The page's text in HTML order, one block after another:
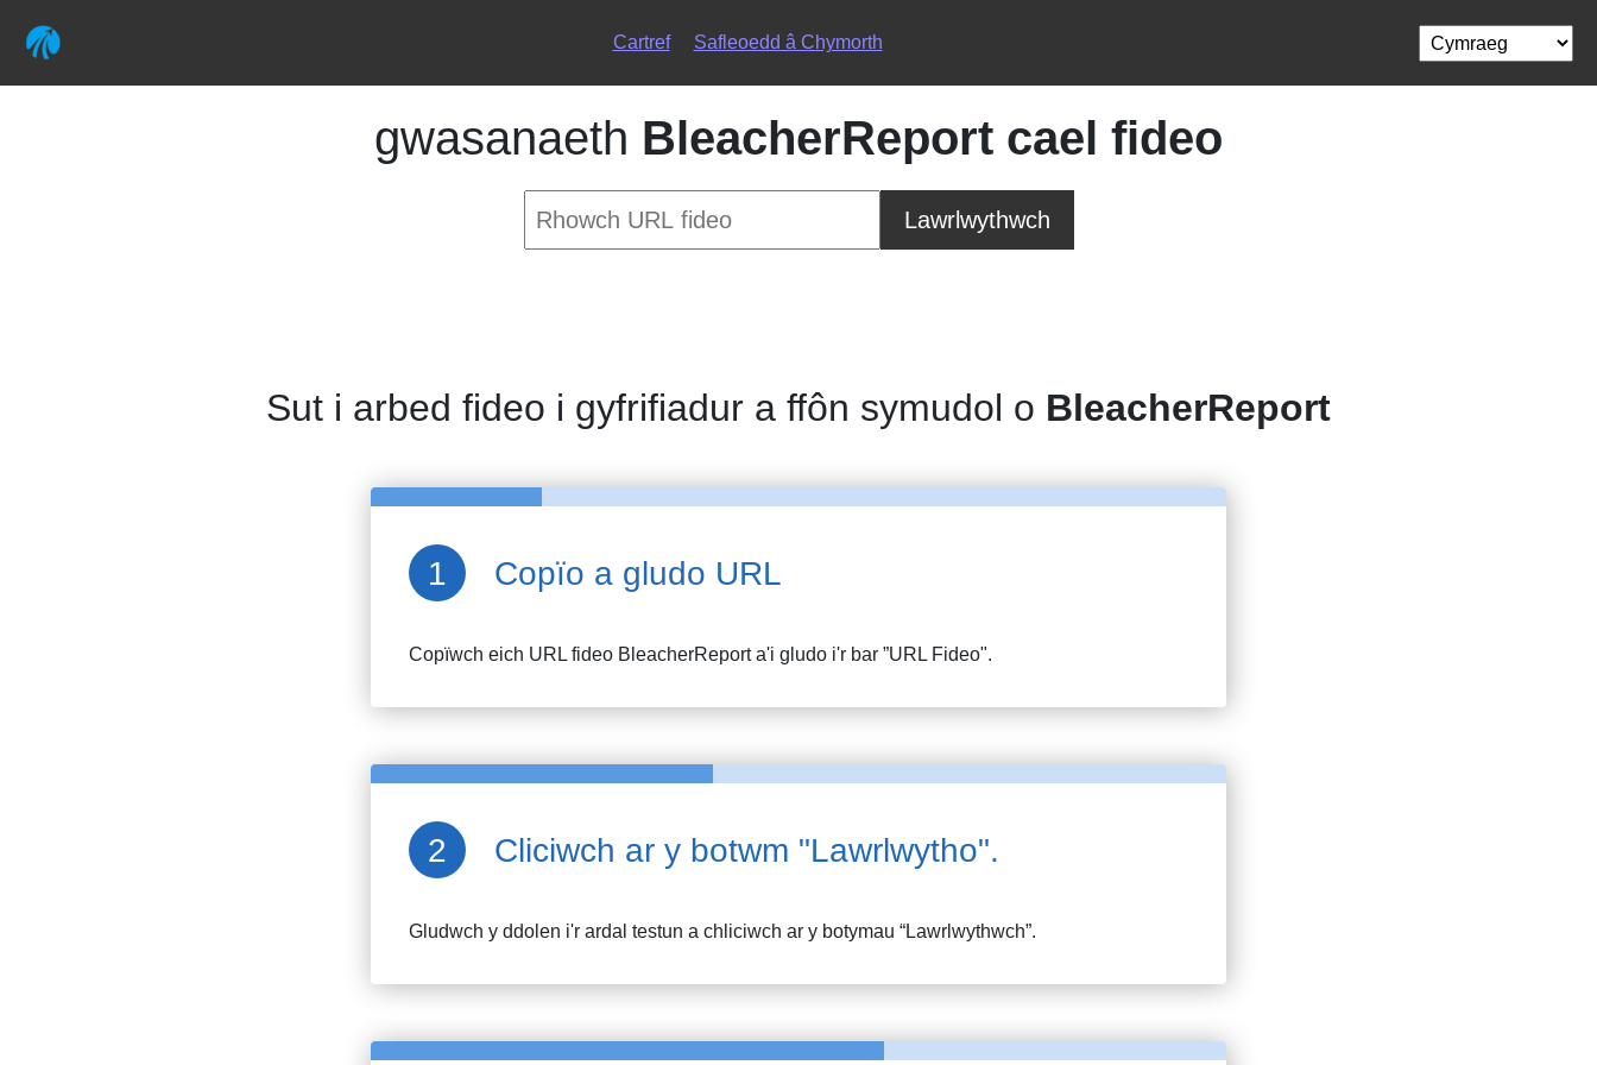
Cartref Safleoedd â Chymorth
gwasanaeth BleacherReport cael fideo
Lawrlwythwch
Sut i arbed fideo i gyfrifiadur a ffôn symudol o BleacherReport
Copïo a gludo URL
Copïwch eich URL fideo BleacherReporta'i gludo i'r bar ”URL Fideo".
Cliciwch ar y botwm "Lawrlwytho".
Gludwch y ddolen i'r ardal testun a chliciwch ar y botymau “Lawrlwythwch”.